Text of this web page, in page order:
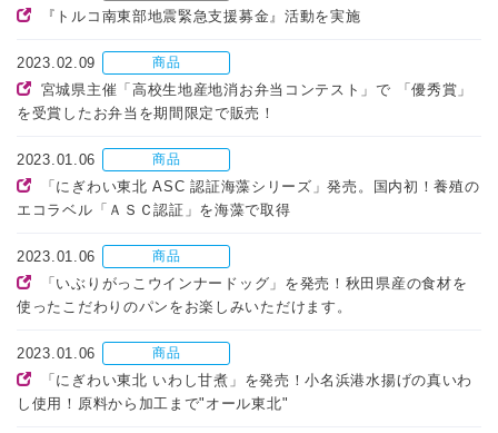
『トルコ南東部地震緊急支援募金』活動を実施
2023.02.09 商品
宮城県主催「高校生地産地消お弁当コンテスト」で 「優秀賞」
を受賞したお弁当を期間限定で販売！
2023.01.06 商品
「にぎわい東北 ASC 認証海藻シリーズ」発売。国内初！養殖の
エコラベル「ＡＳＣ認証」を海藻で取得
2023.01.06 商品
「いぶりがっこウインナードッグ」を発売！秋田県産の食材を
使ったこだわりのパンをお楽しみいただけます。
2023.01.06 商品
「にぎわい東北 いわし甘煮」を発売！小名浜港水揚げの真いわ
し使用！原料から加工まで"オール東北"